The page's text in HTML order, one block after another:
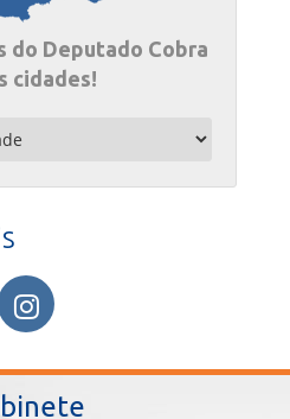
do Deputado Cobra
cidades!